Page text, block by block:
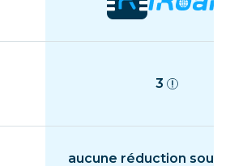
3
aucune réduction